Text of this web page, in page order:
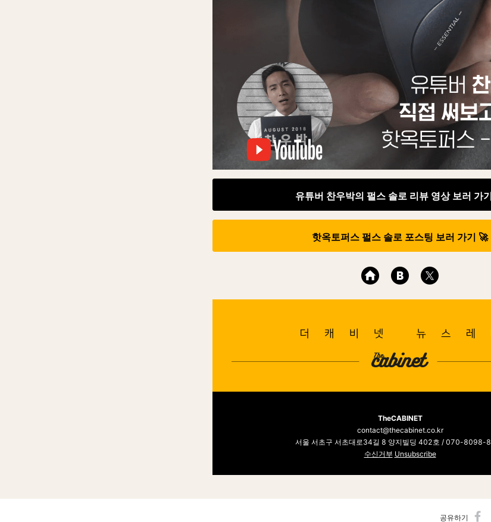
유튜버 찬우박의 펄스 솔로 리뷰 영상 보러 가
핫옥토퍼스 펄스 솔로 포스팅 보러 가기 🚀
TheCABINET
contact@thecabinet.co.kr
서울 서초구 서초대로34길 8 양지빌딩 402호 / 070-8098-
수신거부 Unsubscribe
공유하기